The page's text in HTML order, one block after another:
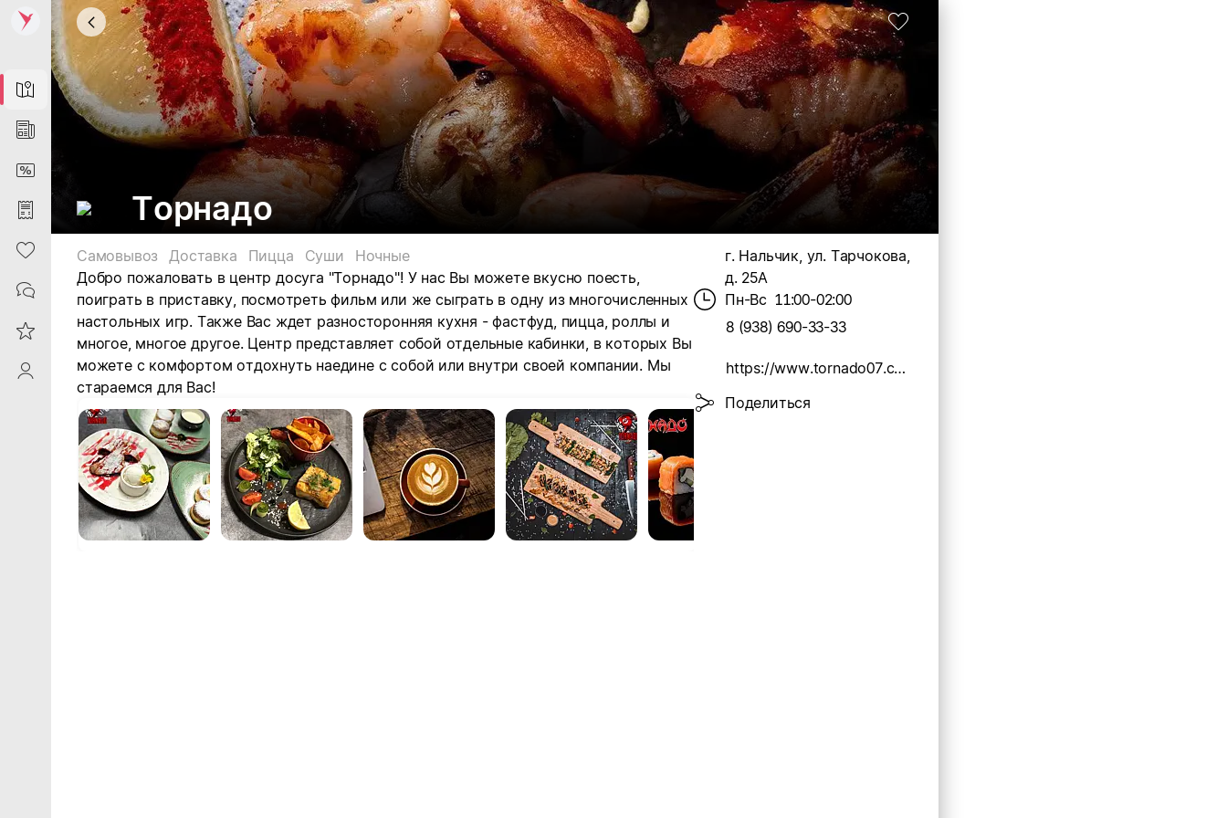
Map
News
DiscountCard
Purchases
Heart
Contacts
Reviews
ProfileSaby
Торнадо
Самовывоз Доставка Пицца Суши
Ночные
Добро пожаловать в центр досуга "Торнадо"! У нас Вы можете вкусно поесть,
поиграть в приставку, посмотреть фильм или же сыграть в одну из многочисленных
настольных игр. Также Вас ждет разносторонняя кухня - фастфуд, пицца, роллы и
многое, многое другое. Центр представляет собой отдельные кабинки, в которых Вы
можете с комфортом отдохнуть наедине с собой или внутри своей компании. Мы
стараемся для Вас!
г. Нальчик, ул. Тарчокова,
д. 25А
Пн-Вс 11:00-02:00
8 (938) 690-33-33
https://www.tornado07.com
Поделиться